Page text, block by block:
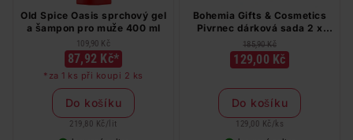
Old Spice Oasis sprchový gel
a šampon pro muže 400 ml
109,90 Kč
87,92 Kč*
*za 1 ks při koupi 2 ks
Do košíku
219,80 Kč / lit
Bohemia Gifts & Cosmetics
Pivrnec dárková sada 2 x
250 ml
185,90 Kč
129,00 Kč
Do košíku
129,00 Kč / ks